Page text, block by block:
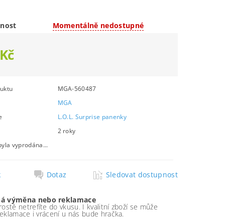
Momentálně nedostupné
MGA-560487
MGA
L.O.L. Surprise panenky
2 roky
vyprodána...
Dotaz Sledovat dostupnost
výměna nebo reklamace
netrefíte do vkusu. I kvalitní zboží se může
i vrácení u nás bude hračka.